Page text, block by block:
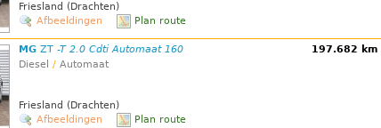
Friesland (Drachten)
Afbeeldingen
Plan route
MG ZT -T 2.0 Cdti Automaat 160
Diesel
/ Automaat
Friesland (Drachten)
Afbeeldingen
Plan route
197.682 km